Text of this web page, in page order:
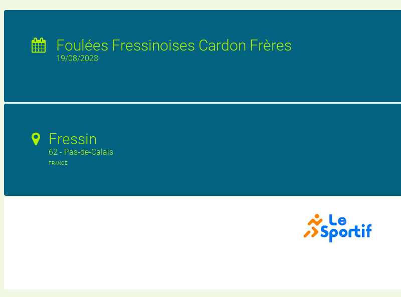
Foulées Fressinoises Cardon Frères
19/08/2023
Fressin
62 - Pas-de-Calais
FRANCE